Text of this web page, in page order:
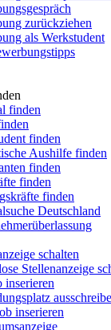
zurückziehen
als Werkstudent
finden
finden
Aushilfe finden
finden
finden
finden
Deutschland
schalten
Stellenanzeige
inserieren